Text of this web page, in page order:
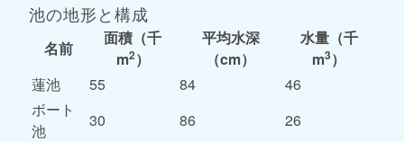
池の地形と構成
名前
面積（千
m2）
平均水深
（cm）
水量（千
m3）
蓮池
55 84
46
ボート
池
30 86
26